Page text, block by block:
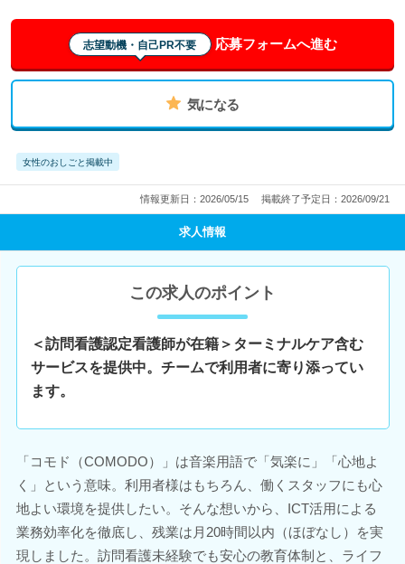
志望動機・自己PR不要 応募フォームへ進む
気になる
女性のおしごと掲載中
情報更新日：2026/05/15 掲載終了予定日：2026/09/21
求人情報
この求人のポイント
＜訪問看護認定看護師が在籍＞ターミナルケア含む
サービスを提供中。チームで利用者に寄り添ってい
ます。
「コモド（COMODO）」は音楽用語で「気楽に」「心地よ
く」という意味。利用者様はもちろん、働くスタッフにも心
地よい環境を提供したい。そんな想いから、ICT活用による
業務効率化を徹底し、残業は月20時間以内（ほぼなし）を実
現しました。訪問看護未経験でも安心の教育体制と、ライフ